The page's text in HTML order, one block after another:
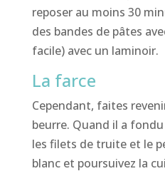
reposer au moins 30
des bandes de pâtes
facile) avec un laminoir.
La farce
Cependant, faites
beurre. Quand il a
les filets de truite et le
blanc et poursuivez la